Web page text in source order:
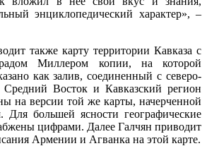
энциклопедический характер», –
также карту территории Кавказа с
Миллером копии, на которой
как залив, соединенный с северо-
Восток и Кавказский регион
на версии той же карты, начерченной
большей ясности географические
цифрами. Далее Галчян приводит
Армении и Агванка на этой карте.